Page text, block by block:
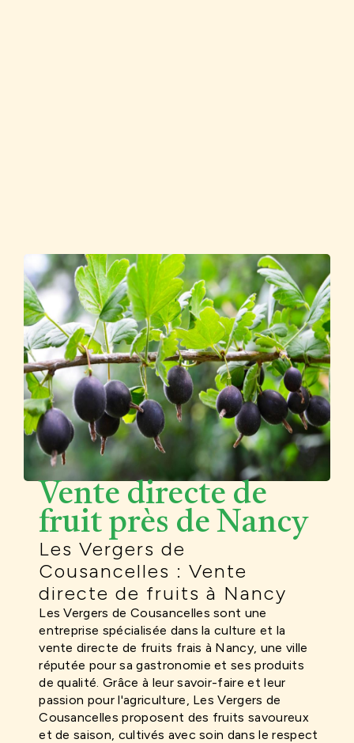
Vente directe de
fruit près de Nancy
Les Vergers de
Cousancelles : Vente
directe de fruits à Nancy
Les Vergers de Cousancelles sont une
entreprise spécialisée dans la culture et la
vente directe de fruits frais à Nancy, une ville
réputée pour sa gastronomie et ses produits
de qualité. Grâce à leur savoir-faire et leur
passion pour l'agriculture, Les Vergers de
Cousancelles proposent des fruits savoureux
et de saison, cultivés avec soin dans le respect